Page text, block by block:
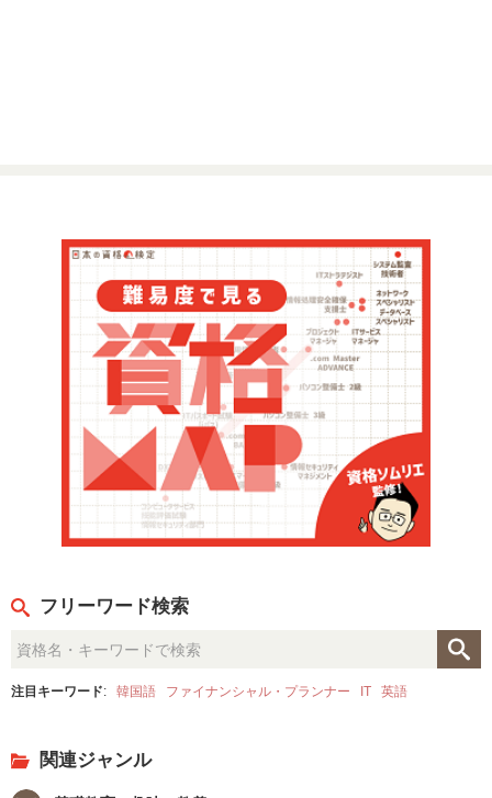
フリーワード検索
注目キーワード: 韓国語 ファイナンシャル・プランナー IT 英語
関連ジャンル